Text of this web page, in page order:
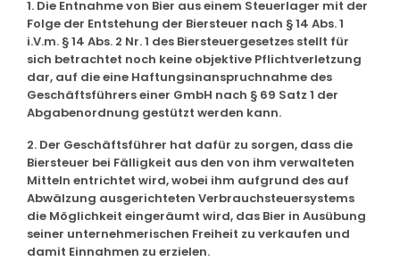
1. Die Entnahme von Bier aus einem Steuerlager mit der
Folge der Entstehung der Biersteuer nach § 14 Abs. 1
i.V.m. § 14 Abs. 2 Nr. 1 des Biersteuergesetzes stellt für
sich betrachtet noch keine objektive Pflichtverletzung
dar, auf die eine Haftungsinanspruchnahme des
Geschäftsführers einer GmbH nach § 69 Satz 1 der
Abgabenordnung gestützt werden kann.
2. Der Geschäftsführer hat dafür zu sorgen, dass die
Biersteuer bei Fälligkeit aus den von ihm verwalteten
Mitteln entrichtet wird, wobei ihm aufgrund des auf
Abwälzung ausgerichteten Verbrauchsteuersystems
die Möglichkeit eingeräumt wird, das Bier in Ausübung
seiner unternehmerischen Freiheit zu verkaufen und
damit Einnahmen zu erzielen.